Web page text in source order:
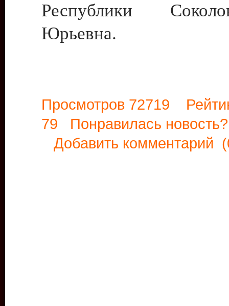
Республики
Юрьевна.
Просмотров 72719
79 Понравилась
Добавить комментарий